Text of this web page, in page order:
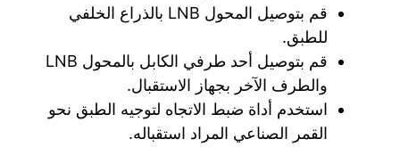
قم بتوصيل المحول LNB بالذراع الخلفي
للطبق.
قم بتوصيل أحد طرفي الكابل بالمحول LNB
والطرف الآخر بجهاز الاستقبال.
استخدم أداة ضبط الاتجاه لتوجيه الطبق نحو
القمر الصناعي المراد استقباله.